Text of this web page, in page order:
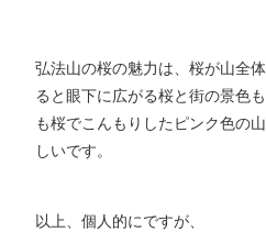
弘法山の桜の魅力は、桜が山全
ると眼下に広がる桜と街の景色
も桜でこんもりしたピンク色の
しいです。
以上、個人的にですが、